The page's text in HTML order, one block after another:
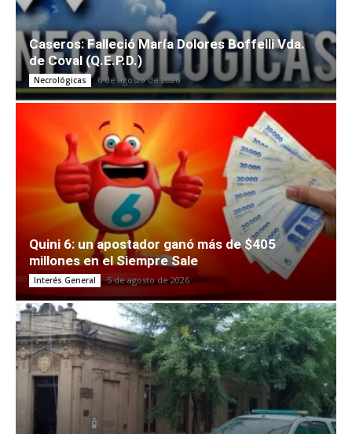
Caseros: Falleció María Dolores Boffelli Vda.
de Coval (Q.E.P.D.)
Necrológicas 6 de agosto de 2026
Quini 6: un apostador ganó más de $405
millones en el Siempre Sale
Interés General 5 de agosto de 2026